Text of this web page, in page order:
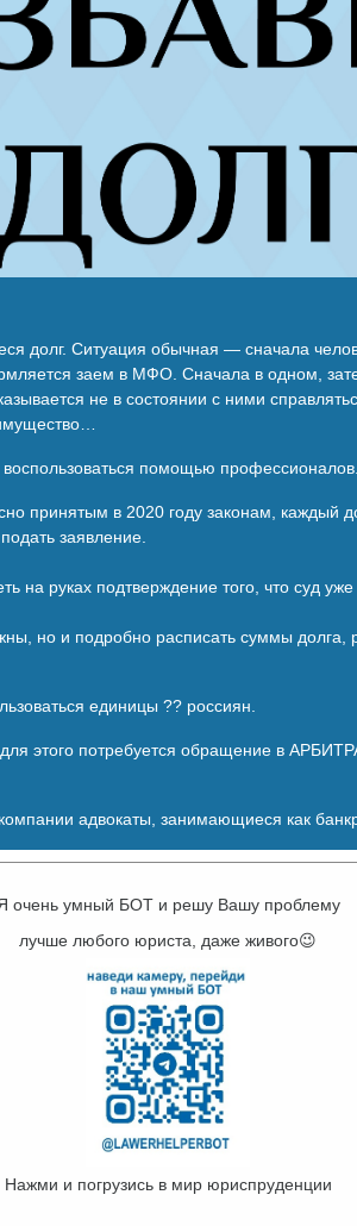
долг. Ситуация обычная — сначала
заем в МФО. Сначала в одном,
не в состоянии с ними
помощью профессионалов.
принятым в 2020 году законам,
заявление.
на руках подтверждение того, что суд
но и подробно расписать суммы
единицы ?? россиян.
этого потребуется обращение в
адвокаты, занимающиеся как
нам необходимо выяснить, на
чем быстрее мы начнем заниматься
очень умный БОТ и решу Вашу проблему
лучше любого юриста, даже живого😉
Нажми и погрузись в мир юриспруденции